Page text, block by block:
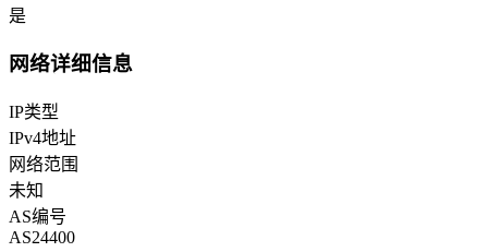
是
网络详细信息
IP类型
IPv4地址
网络范围
未知
AS编号
AS24400